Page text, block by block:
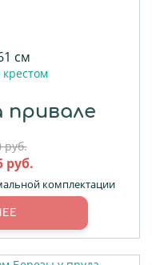
см
руб.
руб.
комплектации